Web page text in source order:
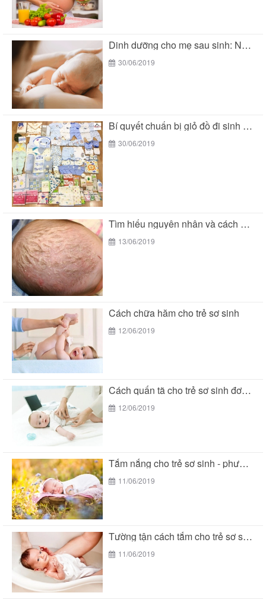
Dinh dưỡng cho mẹ sau sinh: Nên ăn gì...
30/06/2019
Bí quyết chuẩn bị giỏ đồ đi sinh mùa...
30/06/2019
Tìm hiểu nguyên nhân và cách chữa cứt trâu...
13/06/2019
Cách chữa hăm cho trẻ sơ sinh
12/06/2019
Cách quấn tã cho trẻ sơ sinh đơn giản...
12/06/2019
Tắm nắng cho trẻ sơ sinh - phương pháp...
11/06/2019
Tường tận cách tắm cho trẻ sơ sinh đúng...
11/06/2019